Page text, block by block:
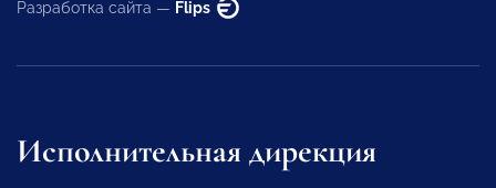
Разработка сайта — Flips
Исполнительная дирекция